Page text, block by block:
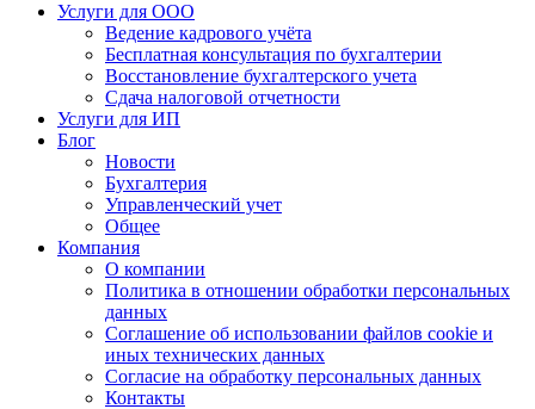
Услуги для ООО
Ведение кадрового учёта
Бесплатная консультация по бухгалтерии
Восстановление бухгалтерского учета
Сдача налоговой отчетности
Услуги для ИП
Блог
Новости
Бухгалтерия
Управленческий учет
Общее
Компания
О компании
Политика в отношении обработки персональных
данных
Соглашение об использовании файлов cookie и
иных технических данных
Согласие на обработку персональных данных
Контакты